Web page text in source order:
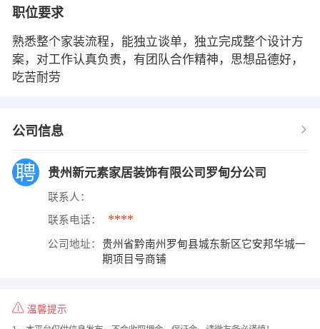
职位要求
熟悉整个家装流程，能独立谈单，独立完成整个设计方
案，对工作认真负责，有团队合作精神，思想品德好，
吃苦耐劳
公司信息
贵州新元素家居装饰有限公司罗甸分公司
联系人：
联系电话： ****
公司地址：
贵州省黔南州罗甸县城东新区它安邦华城一
期项目号商铺
温馨提示